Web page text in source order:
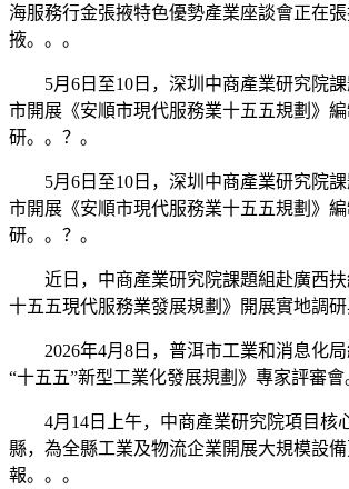
海服務行金張掖特色優勢產業座談會正在
掖。。。
5月6日至10日，深圳中商產業研究院課
市開展《安順市現代服務業十五五規劃》
研。。？。
5月6日至10日，深圳中商產業研究院課
市開展《安順市現代服務業十五五規劃》
研。。？。
近日，中商產業研究院課題組赴廣西扶
十五五現代服務業發展規劃》開展實地調研
2026年4月8日，普洱市工業和消息化局
“十五五”新型工業化發展規劃》專家評審會
4月14日上午，中商產業研究院項目核
縣，為全縣工業及物流企業開展大規模設
報。。。